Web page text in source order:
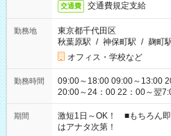
交通費 交通費規定支給
勤務地
東京都千代田区
秋葉原駅 / 神保町駅 / 麹町
オフィス・学校など
勤務時間
09:00～18:00 09:00～13:00
20:00～24：00 22：00～翌7:00
シフトもございます！ お気
期間
激短1日～OK！ ■もちろん
はアナタ次第！